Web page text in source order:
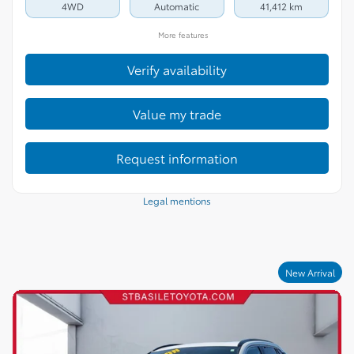
4WD Automatic 41,412 km
More features
Verify availability
Value my trade
Request information
Legal mentions
New Arrival